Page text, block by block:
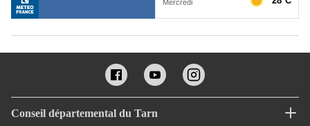
Conseil départemental du Tarn